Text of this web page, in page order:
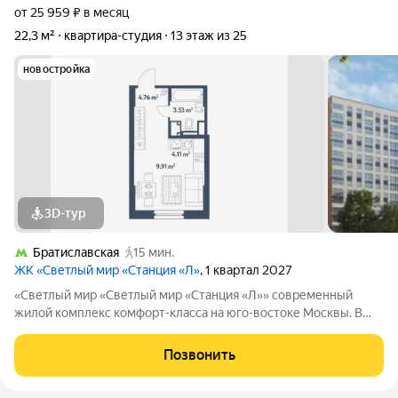
от 25 959 ₽ в месяц
22,3 м²
квартира-студия 13 этаж из 25
новостройка
3D-тур
Братиславская
15 мин.
ЖК «Светлый мир «Станция «Л», 1 квартал 2027
«Светлый мир «Светлый мир «Станция «Л»» современный
жилой комплекс комфорт-класса на юго-востоке Москвы. В
благоустроенные дворы без машин, детские игровые
комплексы, спортивные площадки и многое другое.
Позвонить